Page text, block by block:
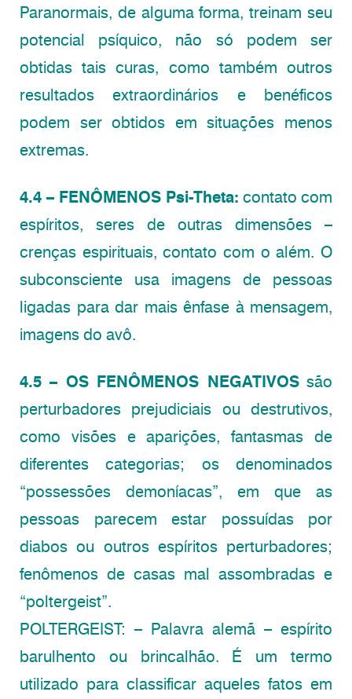
Paranormais, de alguma forma, treinam seu
potencial psíquico, não só podem ser
obtidas tais curas, como também outros
resultados extraordinários e benéficos
podem ser obtidos em situações menos
extremas.
4.4 – FENÔMENOS Psi-Theta: contato com
espíritos, seres de outras dimensões –
crenças espirituais, contato com o além. O
subconsciente usa imagens de pessoas
ligadas para dar mais ênfase à mensagem,
imagens do avô.
4.5 – OS FENÔMENOS NEGATIVOSsão
perturbadores prejudiciais ou destrutivos,
como visões e aparições, fantasmas de
diferentes categorias; os denominados
“possessões demoníacas”, em que as
pessoas parecem estar possuídas por
diabos ou outros espíritos perturbadores;
fenômenos de casas mal assombradas e
“poltergeist”.
POLTERGEIST: – Palavra alemã – espírito
barulhento ou brincalhão. É um termo
utilizado para classificar aqueles fatos em